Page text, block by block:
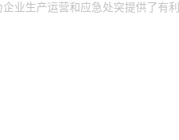
业生产运营和应急处突提供了